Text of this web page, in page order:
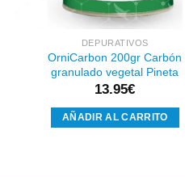
DEPURATIVOS
OrniCarbon 200gr Carbón
granulado vegetal Pineta
13.95€
AÑADIR AL CARRITO